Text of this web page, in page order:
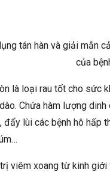
tán hàn và giải mẫn
của
là loại rau tốt cho sức
Chứa hàm lượng
đẩy lùi các bệnh hô hấp
viêm xoang từ kinh